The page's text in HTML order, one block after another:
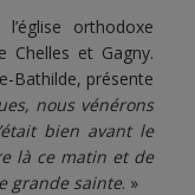
orthodoxe
Chelles et Gagny.
Bathilde, présente
nous vénérons
bien avant le
là ce matin et de
grande sainte. »